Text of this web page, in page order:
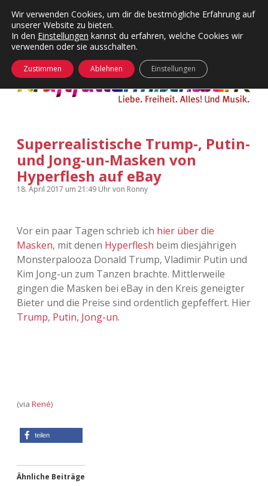
Kategorien
Menü
24 Hours Chilling
Die Wende
KFMW-Disco
kfmw.stuff
Nur mal so
Täglicher Sinnwahn
Visuelles
Wandnotizen
KFMW-Disco
Dates
Contact
Adventskalender
Adventskalender 2011
Adventskalender 2012
Adventskalender 2013
Adventskalender 2014
öffnen
Superrealistische Trump-, Putin-
und Jong-un-Masken von
Hyperflesh auf eBay
18. April 2017 um 21:49 Uhrvon Ronny
Vor ein paar Tagen schrieb ich hier über die
Masken, mit denen Hyperflesh beim diesjährigen
Monsterpalooza Donald Trump, Vladimir Putin und
Kim Jong-un zum Tanzen brachte. Mittlerweile
gingen die Masken bei eBay in den Kreis geneigter
Bieter und die Preise sind ordentlich gepfeffert. Hier
Trump, Putin, Jong-un.
(via René)
teilen
Ähnliche Beiträge
Wir verwenden Cookies, um dir die bestmögliche Erfahrung auf
unserer Website zu bieten.
In den Einstellungen kannst du erfahren, welche Cookies wir
verwenden oder sie ausschalten.
Zustimmen Ablehnen Einstellungen